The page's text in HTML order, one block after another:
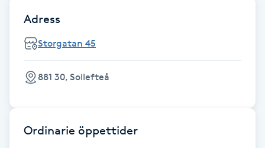
Healing
Herrklippning
Hollywood Peel
Adress
Storgatan 45
881 30, Sollefteå
Ordinarie öppettider